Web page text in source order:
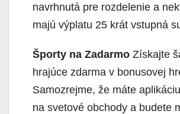
navrhnutá pre rozdelenie a
majú výplatu 25 krát vstupná
Športy na Zadarmo Získajte
hrajúce zdarma v bonusovej
Samozrejme, že máte
na svetové obchody a budete